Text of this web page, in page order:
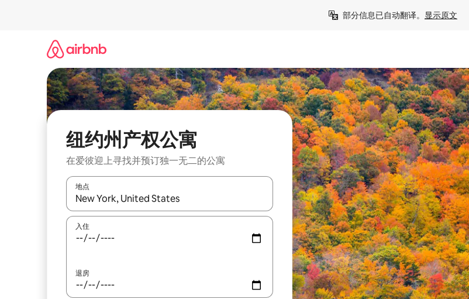
部分信息已自动翻译。 显示原文
纽约州产权公寓
在爱彼迎上寻找并预订独一无二的公寓
地点
如有搜索结果，请使用上下方向键查看，或通过点击或滑动手势浏览。
入住
退房